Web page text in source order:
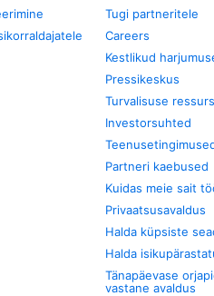
Tugi partneritele
Careers
Kestlikud
Pressikeskus
Turvalisuse
Investorsuhted
Partneri kaebused
Kuidas meie sait
Privaatsusavaldus
Halda küpsiste
Halda
Tänapäevase
vastane avaldus